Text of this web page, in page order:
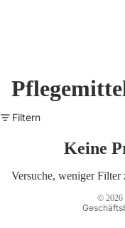
Filtern
Keine
Versuche, weniger Filter
© 2026
Datenschutzerklärung
Widerrufsrecht
AGB
Kontaktinformationen